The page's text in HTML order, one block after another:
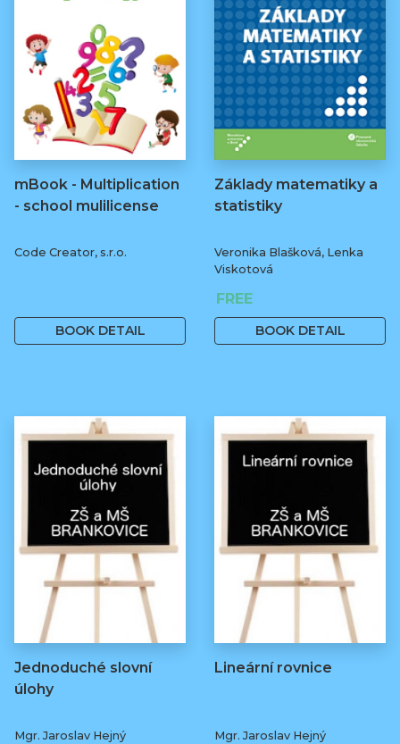
mBook - Multiplication
- school mulilicense
Code Creator, s.r.o.
BOOK DETAIL
Základy matematiky a
statistiky
Veronika Blašková, Lenka
Viskotová
FREE
BOOK DETAIL
Jednoduché slovní
úlohy
Mgr. Jaroslav Hejný
Lineární rovnice
Mgr. Jaroslav Hejný